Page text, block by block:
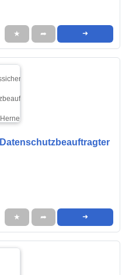
★ ➦ ➜
★ ➦ ➜